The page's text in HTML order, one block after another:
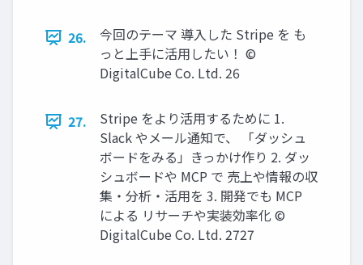
26.
今回のテーマ 導⼊した Stripe を も
っと上⼿に活⽤したい！ ©
DigitalCube Co. Ltd. 26
27.
Stripe をより活⽤するために 1.
Slack やメール通知で、 「ダッシュ
ボードをみる」きっかけ作り 2. ダッ
シュボードや MCP で 売上や情報の収
集‧分析‧活⽤を 3. 開発でも MCP
による リサーチや実装効率化 ©
DigitalCube Co. Ltd. 2727